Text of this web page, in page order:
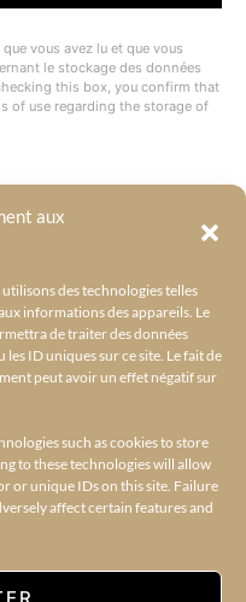
aux
des technologies telles
informations des appareils. Le
de traiter des données
ID uniques sur ce site. Le fait de
peut avoir un effet négatif sur
such as cookies to store
to these technologies will allow
or unique IDs on this site. Failure
affect certain features and
vous avez lu et que vous
le stockage des données
this box, you confirm that
of use regarding the storage of